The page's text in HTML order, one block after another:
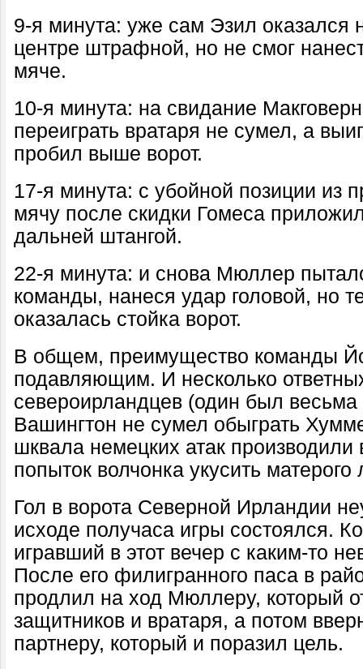
9-я минута: уже сам Эзил оказался
центре штрафной, но не смог
мяче.
10-я минута: на свидание
переиграть вратаря не сумел, а
пробил выше ворот.
17-я минута: с убойной позиции из
мячу после скидки Гомеса
дальней штангой.
22-я минута: и снова Мюллер
команды, нанеся удар головой, но
оказалась стойка ворот.
В общем, преимущество команды
подавляющим. И несколько
североирландцев (один был
Вашингтон не сумел обыграть
шквала немецких атак производили
попыток волчонка укусить матерого
Гол в ворота Северной Ирландии
исходе получаса игры состоялся.
игравший в этот вечер с каким-то
После его филигранного паса в
продлил на ход Мюллеру, который
защитников и вратаря, а потом
партнеру, который и поразил цель.